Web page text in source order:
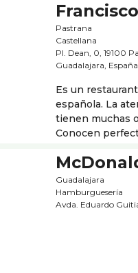
Francisco
Pastrana
Castellana
Pl. Dean, 0, 19100
Guadalajara, España
Es un
española. La
tienen muchas
Conocen
Guadalajara
Hamburgueserí­a
Avda. Eduardo